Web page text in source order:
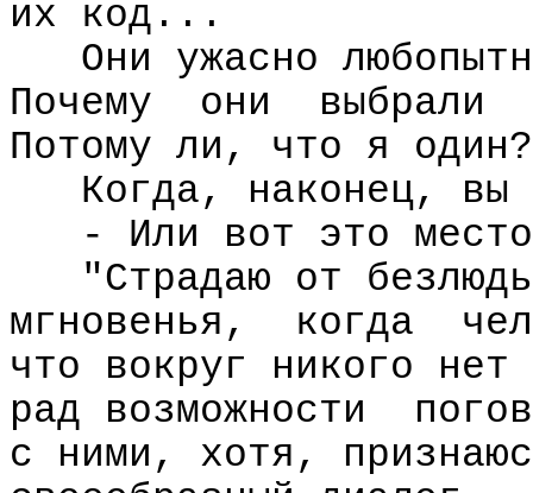
их код...
Они ужасно
Почему
они
выбрали
Потому ли, что я один?
Когда, наконец,
- Или вот это
"Страдаю от
мгновенья,
когда
что вокруг никого
рад возможности
с ними, хотя,